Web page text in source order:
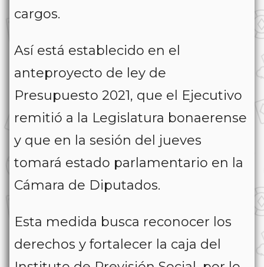
cargos.
Así está establecido en el
anteproyecto de ley de
Presupuesto 2021, que el Ejecutivo
remitió a la Legislatura bonaerense
y que en la sesión del jueves
tomará estado parlamentario en la
Cámara de Diputados.
Esta medida busca reconocer los
derechos y fortalecer la caja del